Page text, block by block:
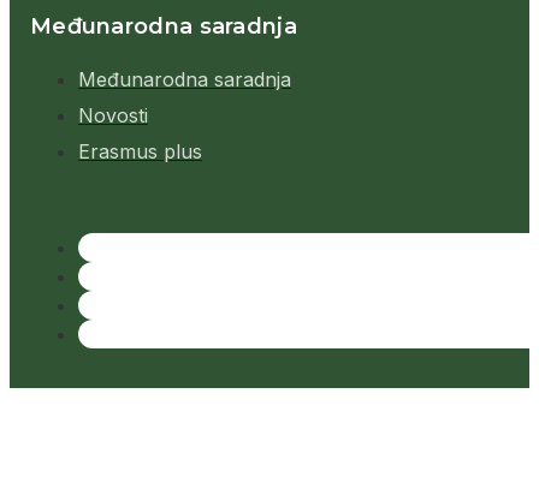
Međunarodna saradnja
Međunarodna saradnja
Novosti
Erasmus plus